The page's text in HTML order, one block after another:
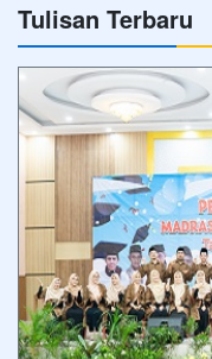
Tulisan Terbaru